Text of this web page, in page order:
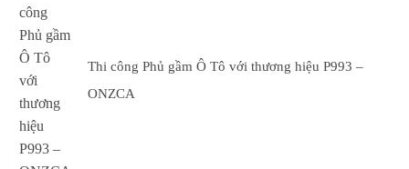
Thi công Phủ gầm Ô Tô với thương hiệu P993 –
ONZCA